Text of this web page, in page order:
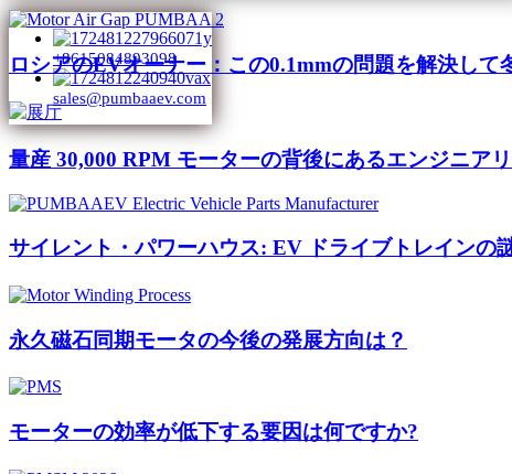
+8615084893098
sales@pumbaaev.com
ロシアのEVオーナー：この0.1mmの問題を解決して
量産 30,000 RPM モーターの背後にあるエンジニア
サイレント・パワーハウス: EV ドライブトレインの
永久磁石同期モータの今後の発展方向は？
モーターの効率が低下する要因は何ですか?